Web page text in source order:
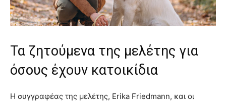
Τα ζητούμενα της μελέτης για
όσους έχουν κατοικίδια
Η συγγραφέας της μελέτης, Erika Friedmann, και οι